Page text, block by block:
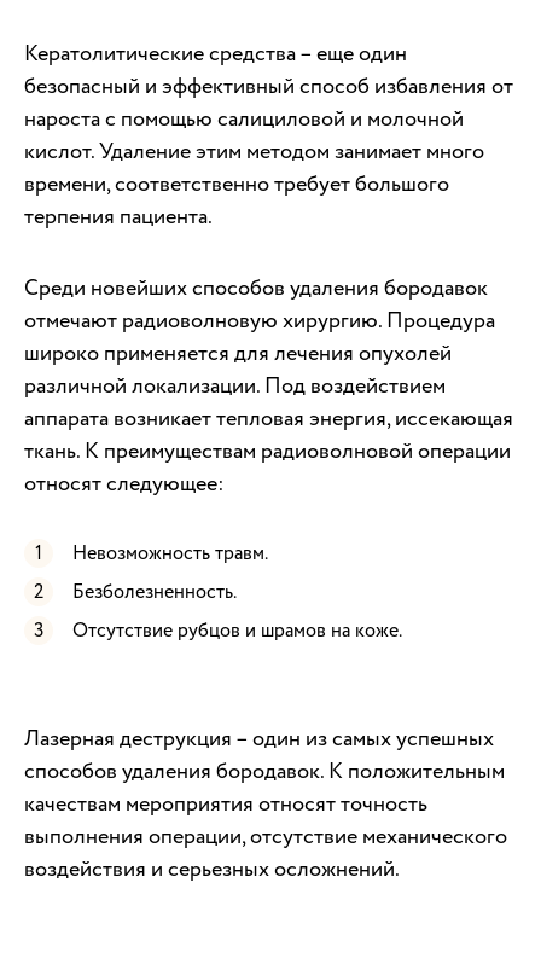
Кератолитические средства – еще один
безопасный и эффективный способ избавления от
нароста с помощью салициловой и молочной
кислот. Удаление этим методом занимает много
времени, соответственно требует большого
терпения пациента.
Среди новейших способов удаления бородавок
отмечают радиоволновую хирургию. Процедура
широко применяется для лечения опухолей
различной локализации. Под воздействием
аппарата возникает тепловая энергия, иссекающая
ткань. К преимуществам радиоволновой операции
относят следующее:
Невозможность травм.
Безболезненность.
Отсутствие рубцов и шрамов на коже.
Лазерная деструкция – один из самых успешных
способов удаления бородавок. К положительным
качествам мероприятия относят точность
выполнения операции, отсутствие механического
воздействия и серьезных осложнений.